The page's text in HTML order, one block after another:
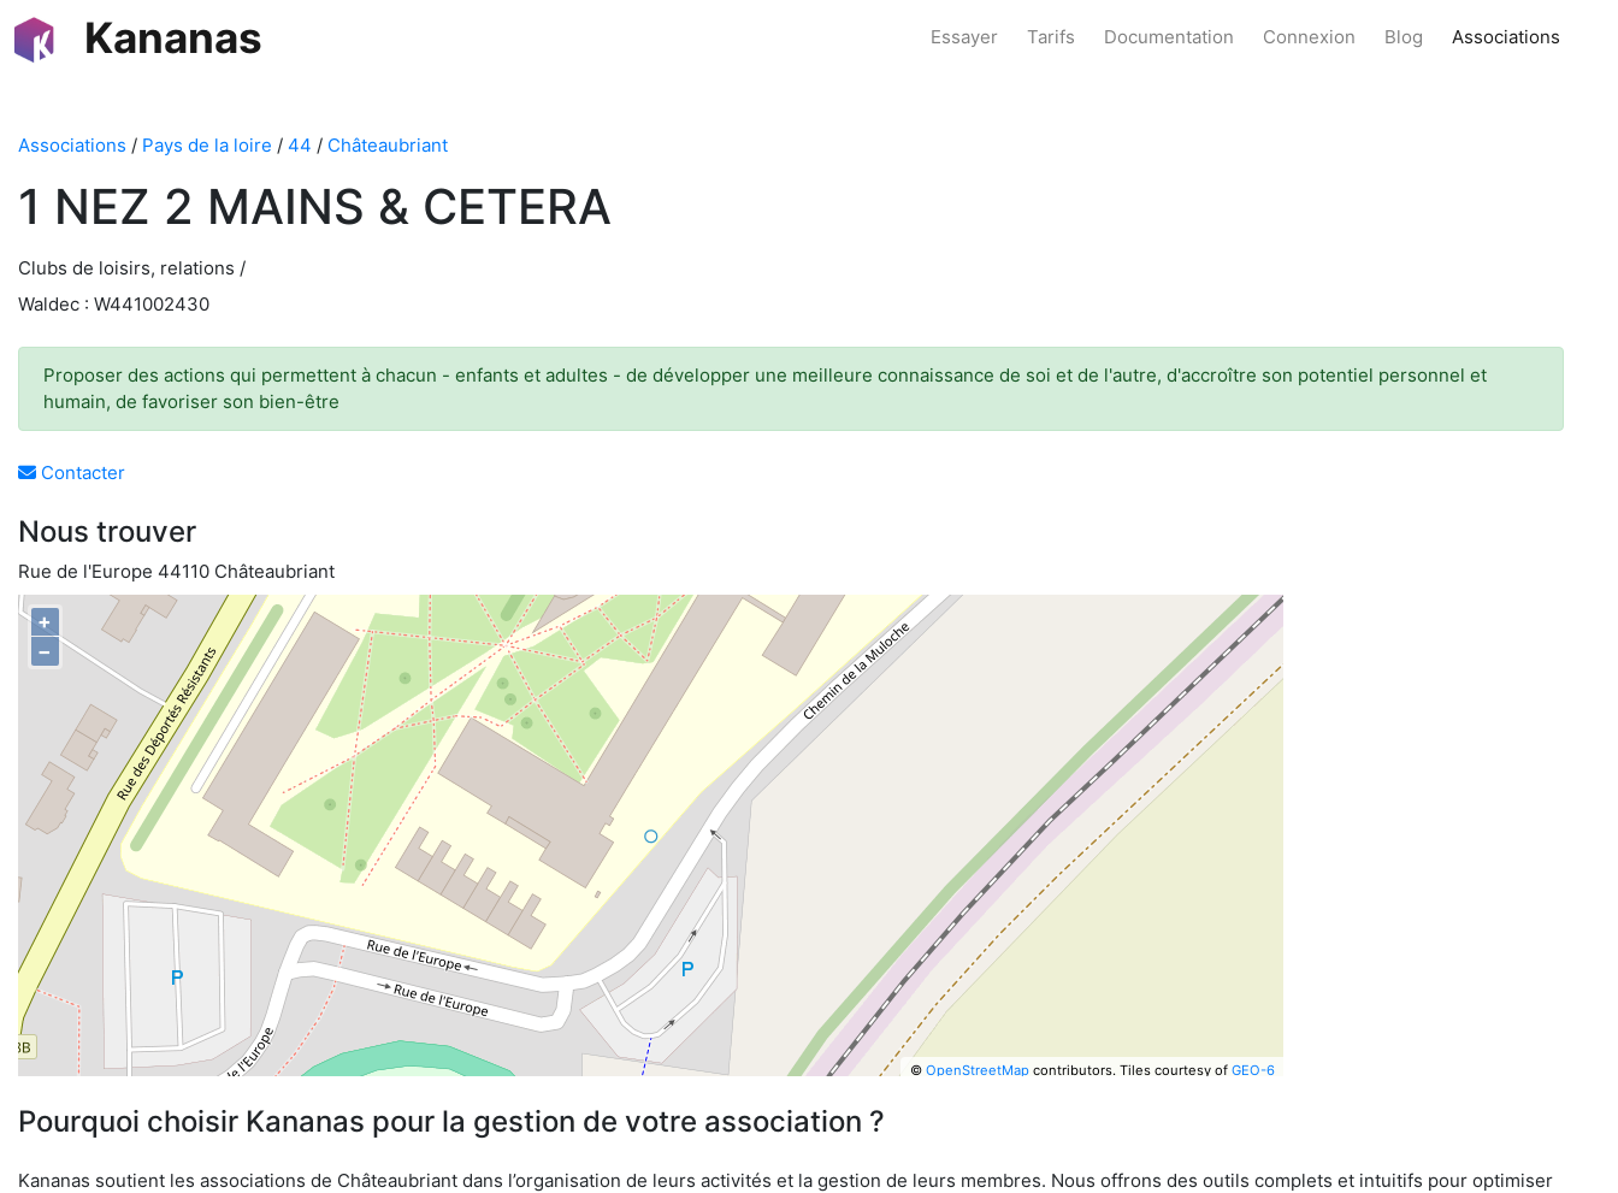
Kananas Essayer Tarifs Documentation Connexion Blog Associations
Associations / Pays de la loire / 44 / Châteaubriant
1 NEZ 2 MAINS & CETERA
Clubs de loisirs, relations /
Waldec : W441002430
Proposer des actions qui permettent à chacun - enfants et adultes - de développer une meilleure connaissance de soi et de l'autre, d'accroître son potentiel personnel et
humain, de favoriser son bien-être
Contacter
Nous trouver
Rue de l'Europe 44110 Châteaubriant
+
−
© OpenStreetMapcontributors. Tiles courtesy of GEO-6
Pourquoi choisir Kananas pour la gestion de votre association ?
Kananas soutient les associations de Châteaubriant dans l’organisation de leurs activités et la gestion de leurs membres. Nous offrons des outils complets et intuitifs pour optimiser